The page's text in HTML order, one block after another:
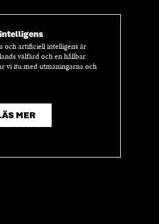
och artificiell intelligens är
välfärd och en hållbar
vi itu med utmaningarna och
MER